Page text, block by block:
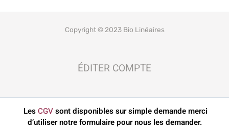
Copyright © 2023 Bio Linéaires
ÉDITER COMPTE
LesCGVsont disponibles sur simple demande merci
d’utiliser notre formulaire pour nous les demander.